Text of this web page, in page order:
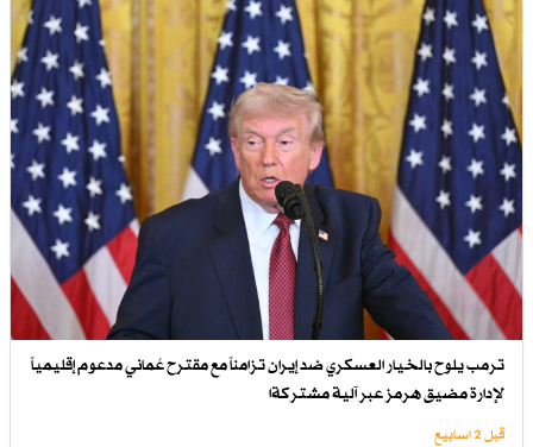
ترمب يلوح بالخيار العسكري ضد إيران تزامناً مع مقترح عُماني مدعوم إقليمياً
لإدارة مضيق هرمز عبر آلية مشتركةا
قبل 2 اسابیع